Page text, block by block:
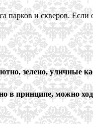
парков и скверов. Если
зелено, уличные
в принципе, можно